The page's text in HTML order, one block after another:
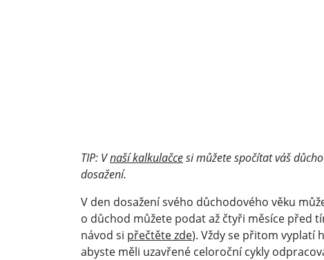
TIP: Vnaší kalkulačcesi můžete spočítat váš
dosažení.
V den dosažení svého důchodového věku
o důchod můžete podat až čtyři měsíce před
návod si přečtěte zde). Vždy se přitom vyplatí
abyste měli uzavřené celoroční cykly